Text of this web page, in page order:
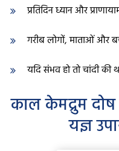
प्रतिदिन ध्यान और
गरीब लोगों, माताओं और
यदि संभव हो तो चांदी की
काल केमद्रुम
यज्ञ